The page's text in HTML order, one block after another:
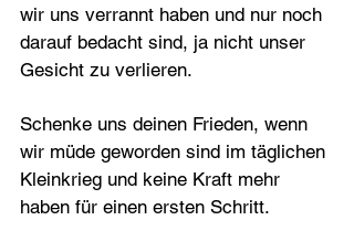
wir uns verrannt haben und nur noch
darauf bedacht sind, ja nicht unser
Gesicht zu verlieren.
Schenke uns deinen Frieden, wenn
wir müde geworden sind im täglichen
Kleinkrieg und keine Kraft mehr
haben für einen ersten Schritt.